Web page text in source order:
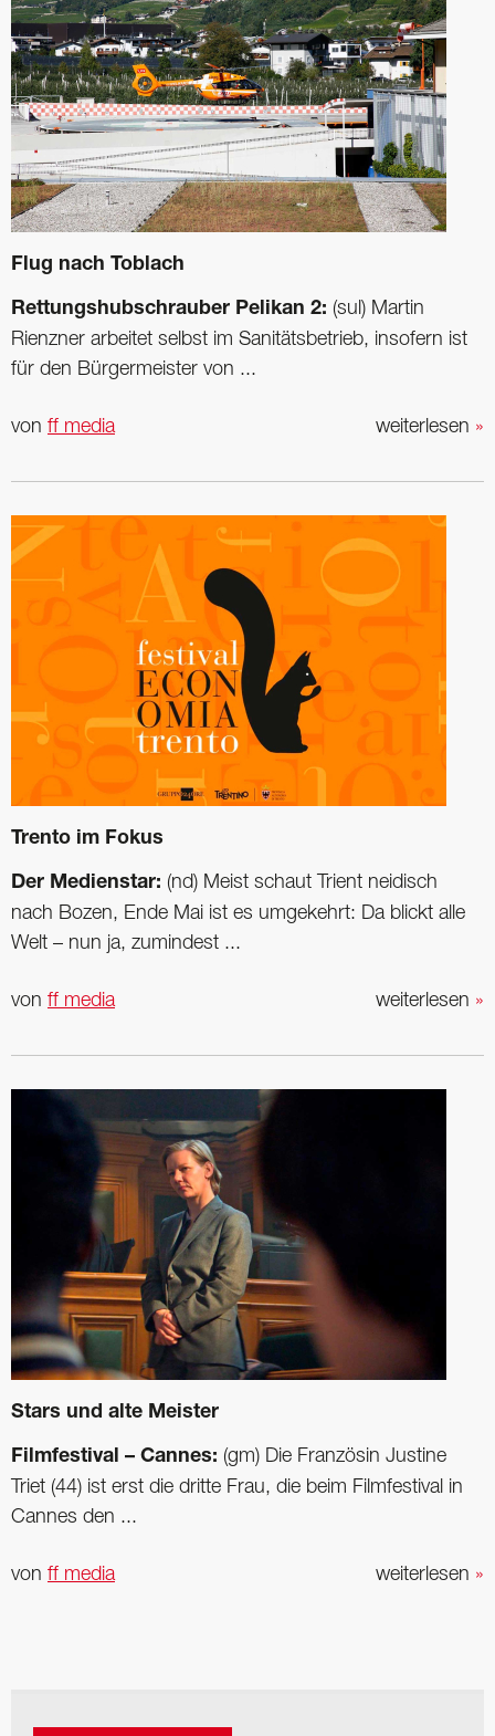
Flug nach Toblach
Rettungshubschrauber Pelikan 2: (sul) Martin
Rienzner arbeitet selbst im Sanitätsbetrieb, insofern ist
für den Bürgermeister von ...
weiterlesen »
von ff media
Trento im Fokus
Der Medienstar: (nd) Meist schaut Trient neidisch
nach Bozen, Ende Mai ist es umgekehrt: Da blickt alle
Welt – nun ja, zumindest ...
weiterlesen »
von ff media
Stars und alte Meister
Filmfestival – Cannes: (gm) Die Französin Justine
Triet (44) ist erst die dritte Frau, die beim Filmfestival in
Cannes den ...
weiterlesen »
von ff media